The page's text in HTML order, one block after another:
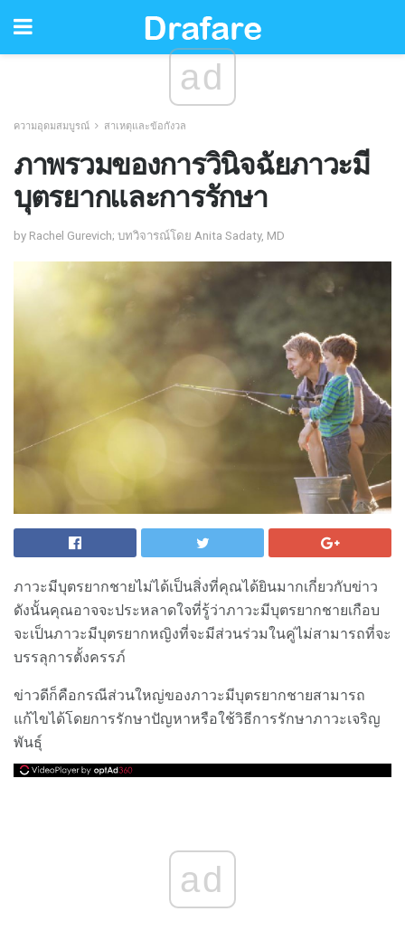
ad
ความอุดมสมบูรณ์ สาเหตุและข้อกังวล
ภาพรวมของการวินิจฉัยภาวะมี
บุตรยากและการรักษา
by Rachel Gurevich; บทวิจารณ์โดย Anita Sadaty, MD
ภาวะมีบุตรยากชายไม่ได้เป็นสิ่งที่คุณได้ยินมากเกี่ยวกับข่าว
ดังนั้นคุณอาจจะประหลาดใจที่รู้ว่าภาวะมีบุตรยากชายเกือบ
จะเป็นภาวะมีบุตรยากหญิงที่จะมีส่วนร่วมในคู่ไม่สามารถที่จะ
บรรลุการตั้งครรภ์
ข่าวดีก็คือกรณีส่วนใหญ่ของภาวะมีบุตรยากชายสามารถ
แก้ไขได้โดยการรักษาปัญหาหรือใช้วิธีการรักษาภาวะเจริญ
พันธุ์
ad